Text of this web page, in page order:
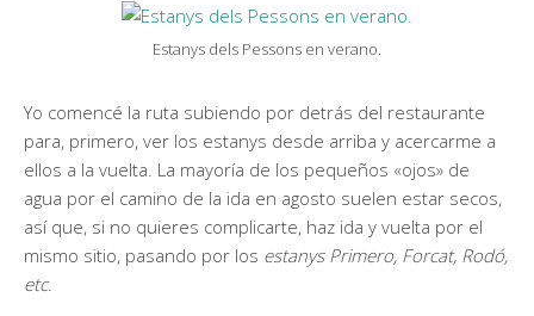
Estanys dels Pessons en verano.
Yo comencé la ruta subiendo por detrás del restaurante
para, primero, ver los estanys desde arriba y acercarme a
ellos a la vuelta. La mayoría de los pequeños «ojos» de
agua por el camino de la ida en agosto suelen estar secos,
así que, si no quieres complicarte, haz ida y vuelta por el
mismo sitio, pasando por los estanys Primero, Forcat, Rodó,
etc.